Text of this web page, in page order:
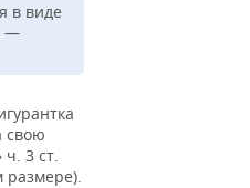
в виде
—
свою
3 ст.
размере).